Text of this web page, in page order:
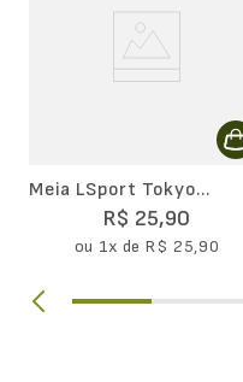
Meia LSport Tokyo
Movimento Cano Curto
R$ 25,90
ou 1x de R$ 25,90